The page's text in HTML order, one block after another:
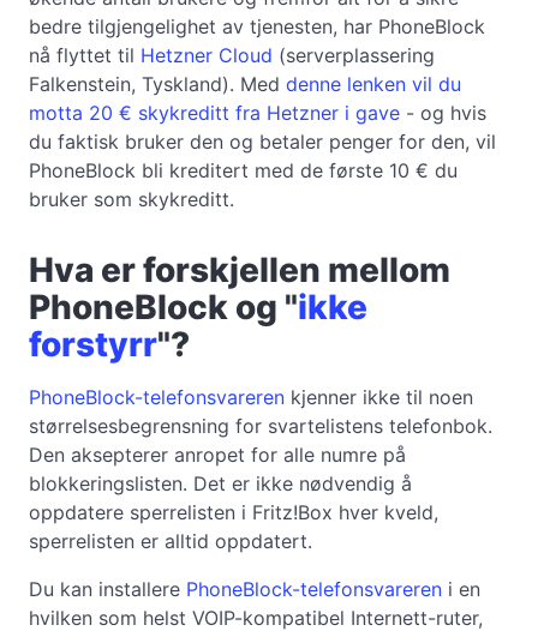
bedre tilgjengelighet av tjenesten, har PhoneBlock
nå flyttet til Hetzner Cloud (serverplassering
Falkenstein, Tyskland). Med denne lenken vil du
motta 20 € skykreditt fra Hetzner i gave - og hvis
du faktisk bruker den og betaler penger for den, vil
PhoneBlock bli kreditert med de første 10 € du
bruker som skykreditt.
Hva er forskjellen mellom
PhoneBlock og "ikke
forstyrr"?
PhoneBlock-telefonsvareren kjenner ikke til noen
størrelsesbegrensning for svartelistens telefonbok.
Den aksepterer anropet for alle numre på
blokkeringslisten. Det er ikke nødvendig å
oppdatere sperrelisten i Fritz!Box hver kveld,
sperrelisten er alltid oppdatert.
Du kan installere PhoneBlock-telefonsvareren i en
hvilken som helst VOIP-kompatibel Internett-ruter,